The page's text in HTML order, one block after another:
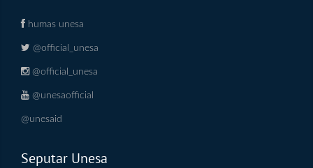
humas unesa
@official_unesa
@official_unesa
@unesaofficial
@unesaid
Seputar Unesa